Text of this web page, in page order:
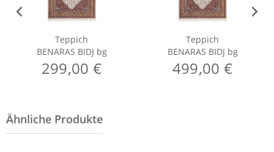
Teppich
BENARAS BIDJ bg
299,00 €
Teppich
BENARAS BIDJ bg
499,00 €